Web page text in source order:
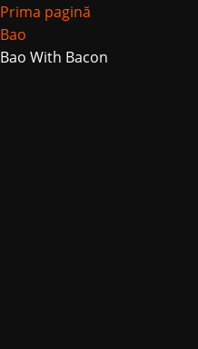
Prima pagină
Bao
Bao With Bacon